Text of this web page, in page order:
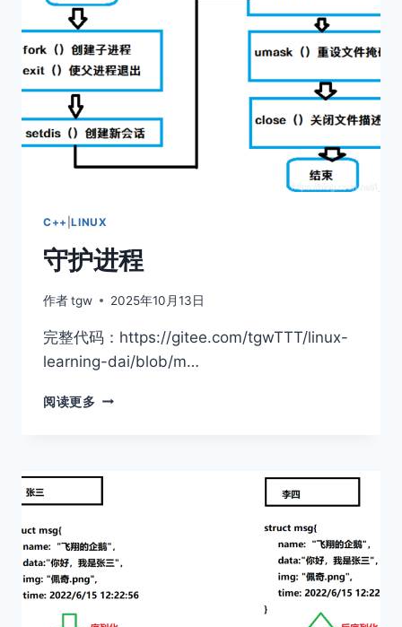
C++ |LINUX
守护进程
作者tgw 2025年10月13日
完整代码：https://gitee.com/tgwTTT/linux-
learning-dai/blob/m…
阅读更多 守